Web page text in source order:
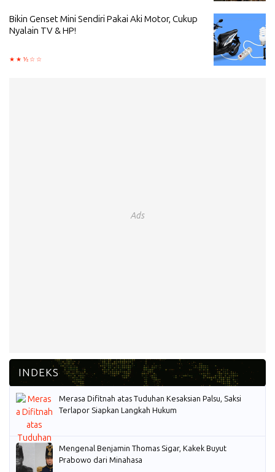
Bikin Genset Mini Sendiri Pakai Aki Motor, Cukup
Nyalain TV & HP!
Ads
Merasa Difitnah atas Tuduhan Kesaksian Palsu, Saksi
Terlapor Siapkan Langkah Hukum
Mengenal Benjamin Thomas Sigar, Kakek Buyut
Prabowo dari Minahasa